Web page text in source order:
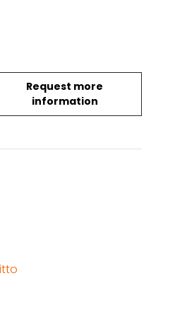
Request more
information
quantity